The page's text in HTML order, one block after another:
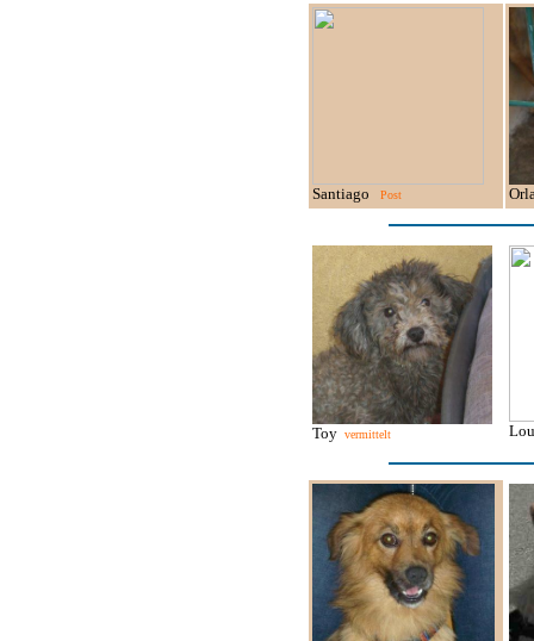
Santiago Post
Toy vermittelt Lou